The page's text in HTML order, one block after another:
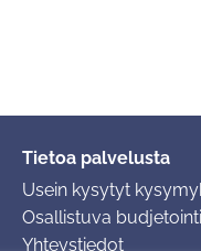
Tietoa palvelusta
Usein kysytyt
Osallistuva budjetointi
Yhteystiedot